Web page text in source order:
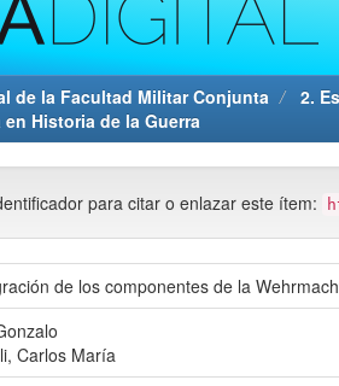
de la Facultad Militar Conjunta 2.
Historia de la Guerra
para citar o enlazar este ítem:
de los componentes de la
Carlos María